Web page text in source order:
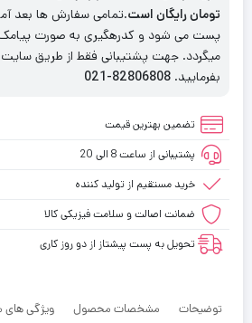
تومان رایگان است.تمامی سفارش ها بعد
پست می شود و کدرهگیری به صورت پیامک
میگردد. جهت پشتیبانی فقط از طریق سایت
بفرمایید. 82806808-021
تضمین بهترین قیمت
پشتیبانی از ساعت 8 الی 20
خرید مستقیم از تولید کننده
ضمانت اصالت و سلامت فیزیکی کالا
تحویل به پست پیشتاز از دو روز کاری
توضیحات مشخصات محصول ویژگی